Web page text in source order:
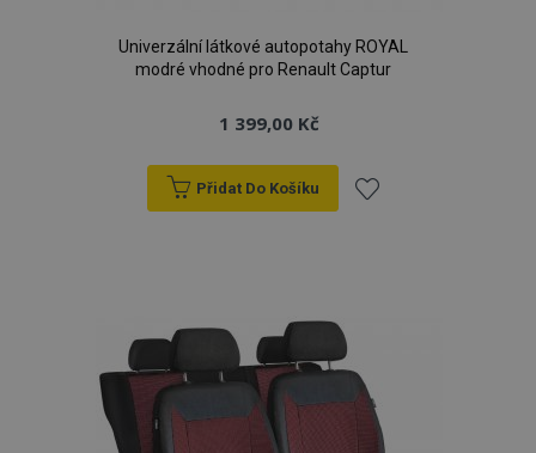
Univerzální látkové autopotahy ROYAL
modré vhodné pro Renault Captur
1 399,00 Kč
Přidat Do Košíku